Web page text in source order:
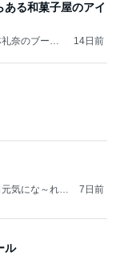
る和菓子屋のアイ
奈のブーブ
14日前
気にな～れ」
7日前
ル